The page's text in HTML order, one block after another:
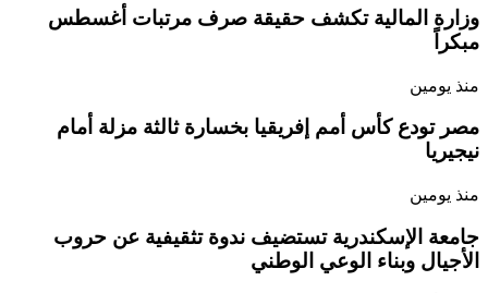
وزارة المالية تكشف حقيقة صرف مرتبات أغسطس
مبكراً
منذ يومين
مصر تودع كأس أمم إفريقيا بخسارة ثالثة مزلة أمام
نيجيريا
منذ يومين
جامعة الإسكندرية تستضيف ندوة تثقيفية عن حروب
الأجيال وبناء الوعي الوطني